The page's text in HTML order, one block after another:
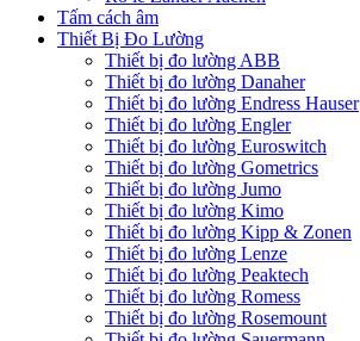
Tấm cách âm
Thiết Bị Đo Lường
Thiết bị đo lường ABB
Thiết bị đo lường Danaher
Thiết bị đo lường Endress Hauser
Thiết bị đo lường Engler
Thiết bị đo lường Euroswitch
Thiết bị đo lường Gometrics
Thiết bị đo lường Jumo
Thiết bị đo lường Kimo
Thiết bị đo lường Kipp & Zonen
Thiết bị đo lường Lenze
Thiết bị đo lường Peaktech
Thiết bị đo lường Romess
Thiết bị đo lường Rosemount